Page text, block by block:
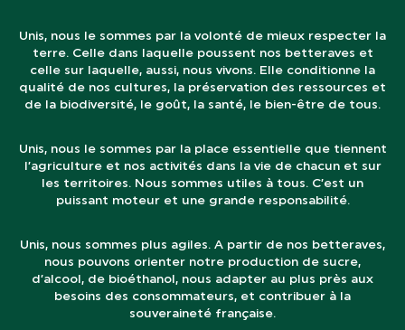
Unis, nous le sommes par la volonté de mieux respecter la
terre. Celle dans laquelle poussent nos betteraves et
celle sur laquelle, aussi, nous vivons. Elle conditionne la
qualité de nos cultures, la préservation des ressources et
de la biodiversité, le goût, la santé, le bien-être de tous.
Unis, nous le sommes par la place essentielle que tiennent
l’agriculture et nos activités dans la vie de chacun et sur
les territoires. Nous sommes utiles à tous. C’est un
puissant moteur et une grande responsabilité.
Unis, nous sommes plus agiles. A partir de nos betteraves,
nous pouvons orienter notre production de sucre,
d’alcool, de bioéthanol, nous adapter au plus près aux
besoins des consommateurs, et contribuer à la
souveraineté française.